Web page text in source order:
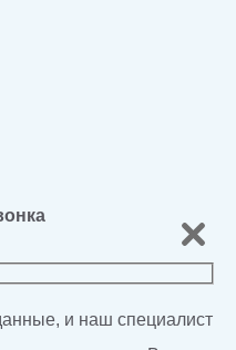
и наш специалист